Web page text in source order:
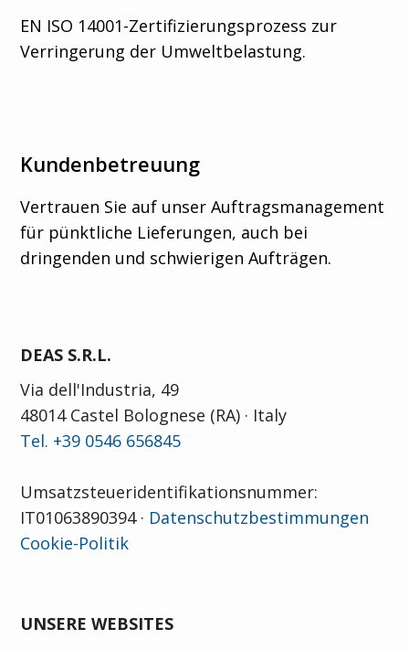
EN ISO 14001-Zertifizierungsprozess zur
Verringerung der Umweltbelastung.
Kundenbetreuung
Vertrauen Sie auf unser Auftragsmanagement
für pünktliche Lieferungen, auch bei
dringenden und schwierigen Aufträgen.
DEAS S.R.L.
Via dell'Industria, 49
48014 Castel Bolognese (RA) · Italy
Tel. +39 0546 656845
Umsatzsteueridentifikationsnummer:
IT01063890394 · Datenschutzbestimmungen
Cookie-Politik
UNSERE WEBSITES